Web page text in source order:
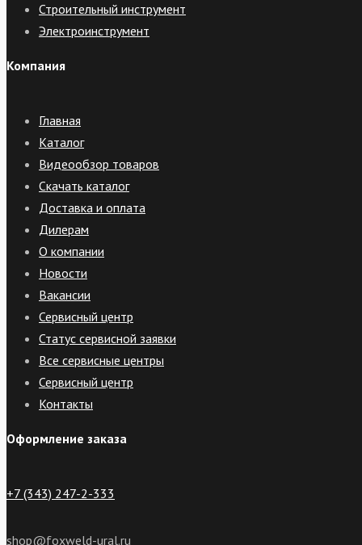
Строительный инструмент
Электроинструмент
Компания
Главная
Каталог
Видеообзор товаров
Скачать каталог
Доставка и оплата
Дилерам
О компании
Новости
Вакансии
Сервисный центр
Статус сервисной заявки
Все сервисные центры
Сервисный центр
Контакты
Оформление заказа
+7 (343) 247-2-333
shop@foxweld-ural.ru